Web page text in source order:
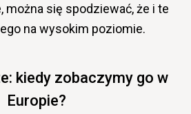
można się spodziewać, że i te
na wysokim poziomie.
kiedy zobaczymy go w
Europie?